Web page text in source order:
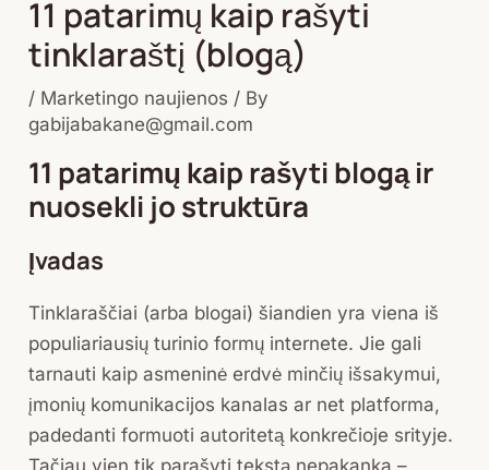
11 patarimų kaip rašyti
tinklaraštį (blogą)
/ Marketingo naujienos / By
gabijabakane@gmail.com
11 patarimų kaip rašyti blogą ir
nuosekli jo struktūra
Įvadas
Tinklaraščiai (arba blogai) šiandien yra viena iš
populiariausių turinio formų internete. Jie gali
tarnauti kaip asmeninė erdvė minčių išsakymui,
įmonių komunikacijos kanalas ar net platforma,
padedanti formuoti autoritetą konkrečioje srityje.
Tačiau vien tik parašyti tekstą nepakanka –